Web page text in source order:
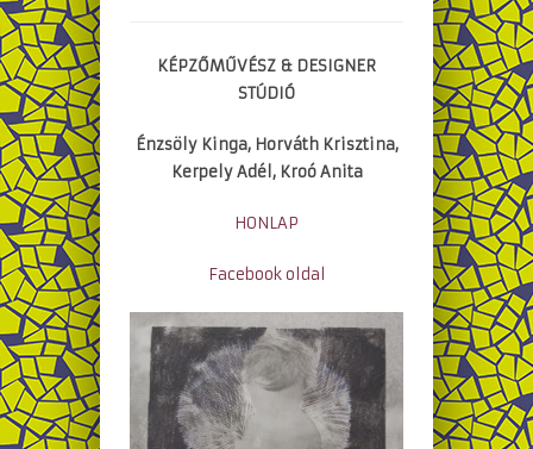
KÉPZŐMŰVÉSZ & DESIGNER
STÚDIÓ
Énzsöly Kinga, Horváth Krisztina,
Kerpely Adél, Kroó Anita
HONLAP
Facebook oldal